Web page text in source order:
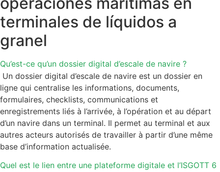
terminales de líquidos a
granel
Qu’est-ce qu’un dossier digital d’escale de navire ?
Un dossier digital d’escale de navire est un dossier en
ligne qui centralise les informations, documents,
formulaires, checklists, communications et
enregistrements liés à l’arrivée, à l’opération et au départ
d’un navire dans un terminal. Il permet au terminal et aux
autres acteurs autorisés de travailler à partir d’une même
base d’information actualisée.
Quel est le lien entre une plateforme digitale et l’ISGOTT 6